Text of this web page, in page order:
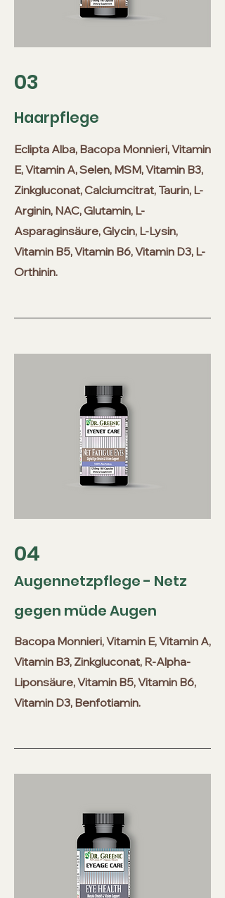
03
Haarpflege
Eclipta Alba, Bacopa Monnieri, Vitamin
E, Vitamin A, Selen, MSM, Vitamin B3,
Zinkgluconat, Calciumcitrat, Taurin, L-
Arginin, NAC, Glutamin, L-
Asparaginsäure, Glycin, L-Lysin,
Vitamin B5, Vitamin B6, Vitamin D3, L-
Orthinin.
04
Augennetzpflege - Netz
gegen müde Augen
Bacopa Monnieri, Vitamin E, Vitamin A,
Vitamin B3, Zinkgluconat, R-Alpha-
Liponsäure, Vitamin B5, Vitamin B6,
Vitamin D3, Benfotiamin.